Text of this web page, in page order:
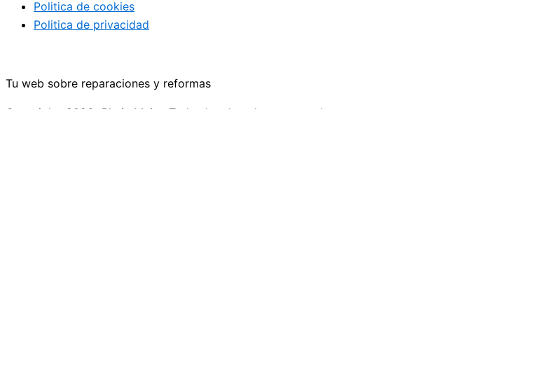
Politica de cookies
Politica de privacidad
Tu web sobre reparaciones y reformas
Copyright+2026+Rhein Main.+Todos los derechos reservados